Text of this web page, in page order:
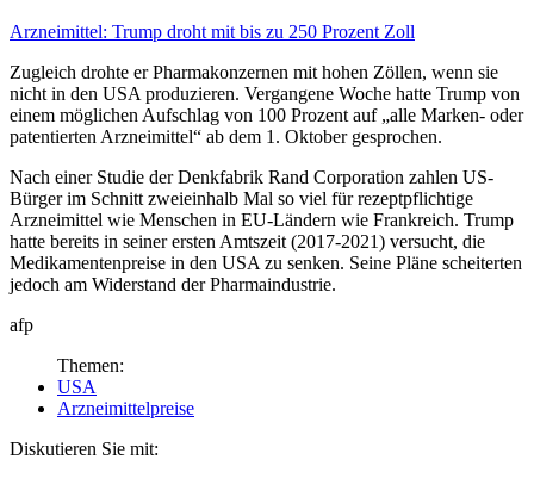
Arzneimittel: Trump droht mit bis zu 250 Prozent Zoll
Zugleich drohte er Pharmakonzernen mit hohen Zöllen, wenn sie
nicht in den USA produzieren. Vergangene Woche hatte Trump von
einem möglichen Aufschlag von 100 Prozent auf „alle Marken- oder
patentierten Arzneimittel“ ab dem 1. Oktober gesprochen.
Nach einer Studie der Denkfabrik Rand Corporation zahlen US-
Bürger im Schnitt zweieinhalb Mal so viel für rezeptpflichtige
Arzneimittel wie Menschen in EU-Ländern wie Frankreich. Trump
hatte bereits in seiner ersten Amtszeit (2017-2021) versucht, die
Medikamentenpreise in den USA zu senken. Seine Pläne scheiterten
jedoch am Widerstand der Pharmaindustrie.
afp
Themen:
USA
Arzneimittelpreise
Diskutieren Sie mit: